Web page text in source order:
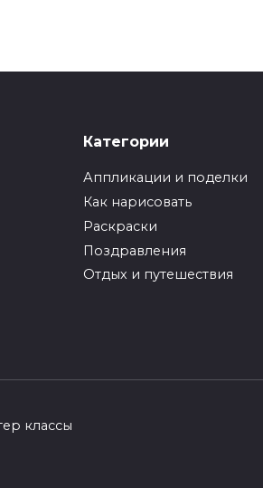
Категории
Аппликации и поделки
Как нарисовать
Раскраски
Поздравления
Отдых и путешествия
классы